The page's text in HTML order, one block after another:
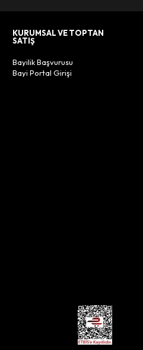
KURUMSAL VE TOPTAN
SATIŞ
Bayilik Başvurusu
Bayi Portal Girişi